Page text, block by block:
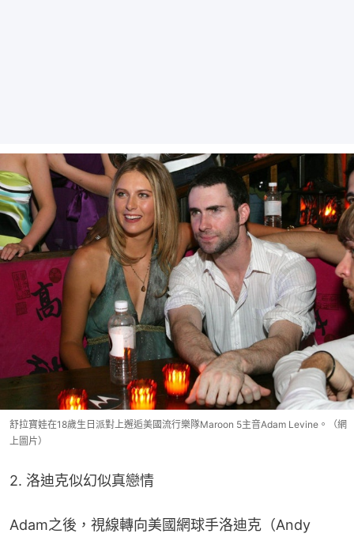
舒拉寶娃在18歲生日派對上邂逅美國流行樂隊Maroon 5主音Adam Levine。（網
上圖片）
2. 洛迪克似幻似真戀情
Adam之後，視線轉向美國網球手洛迪克（Andy